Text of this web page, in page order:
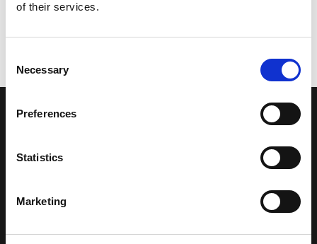
of their services.
Selection
Necessary
Preferences
Statistics
Marketing
LA NOSTRA MISSION
Una comunità di appassionati della cultura tibetana che hanno
Una regione affascinante, densa di spiritualità che con i suoi